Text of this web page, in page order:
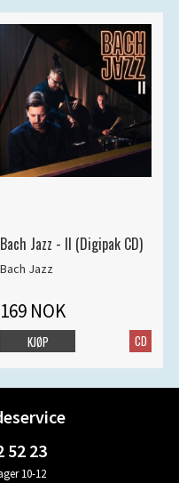
Bach Jazz - II (Digipak CD)
Bach Jazz
169 NOK
CD
KJØP
52 23
10-12